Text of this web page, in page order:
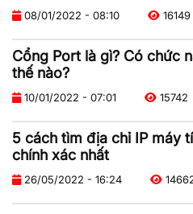
08/01/2022 - 08:10 16149
Cổng Port là gì? Có chức
thế nào?
10/01/2022 - 07:01 15742
5 cách tìm địa chỉ IP máy
chính xác nhất
26/05/2022 - 16:24